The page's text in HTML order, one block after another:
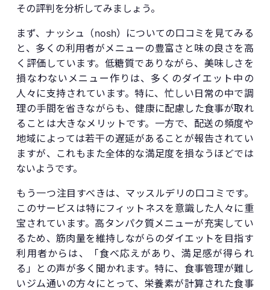
その評判を分析してみましょう。
まず、ナッシュ（nosh）についての口コミを見てみる
と、多くの利用者がメニューの豊富さと味の良さを高
く評価しています。低糖質でありながら、美味しさを
損なわないメニュー作りは、多くのダイエット中の
人々に支持されています。特に、忙しい日常の中で調
理の手間を省きながらも、健康に配慮した食事が取れ
ることは大きなメリットです。一方で、配送の頻度や
地域によっては若干の遅延があることが報告されてい
ますが、これもまた全体的な満足度を損なうほどでは
ないようです。
もう一つ注目すべきは、マッスルデリの口コミです。
このサービスは特にフィットネスを意識した人々に重
宝されています。高タンパク質メニューが充実してい
るため、筋肉量を維持しながらのダイエットを目指す
利用者からは、「食べ応えがあり、満足感が得られ
る」との声が多く聞かれます。特に、食事管理が難し
いジム通いの方々にとって、栄養素が計算された食事